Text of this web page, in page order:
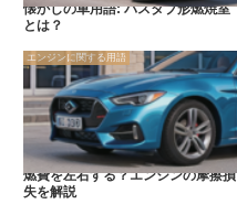
懐かしの車用語: バスタブ形燃焼室
とは？
エンジンに関する用語
燃費を左右する？エンジンの摩擦損
失を解説